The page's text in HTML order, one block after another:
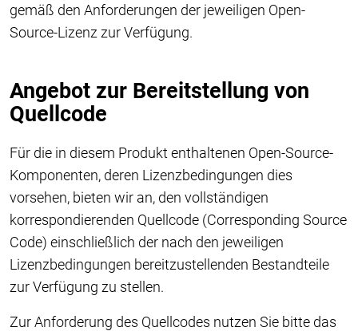
gemäß den Anforderungen der jeweiligen Open-
Source-Lizenz zur Verfügung.
Angebot zur Bereitstellung von
Quellcode
Für die in diesem Produkt enthaltenen Open-Source-
Komponenten, deren Lizenzbedingungen dies
vorsehen, bieten wir an, den vollständigen
korrespondierenden Quellcode (Corresponding Source
Code) einschließlich der nach den jeweiligen
Lizenzbedingungen bereitzustellenden Bestandteile
zur Verfügung zu stellen.
Zur Anforderung des Quellcodes nutzen Sie bitte das